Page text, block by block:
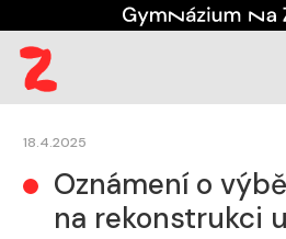
Úřední deska Veřejné
18.4.2025
Oznámení o
na rekonstrukci